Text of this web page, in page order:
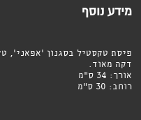
מידע נוסף
פיסת טקסטיל בסגנון 'אפאני',
דקה מאוד.
אורך: 34 ס"מ
רוחב: 30 ס"מ